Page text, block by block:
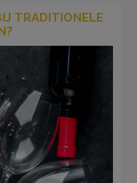
TRADITIONELE